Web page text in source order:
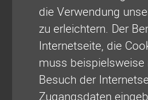
die Verwendung
zu erleichtern. Der
Internetseite, die
muss
Besuch der
Zugangsdaten